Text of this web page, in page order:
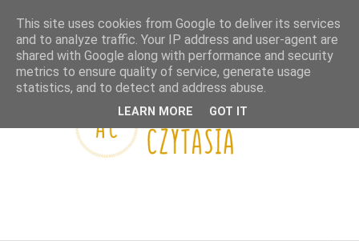
This site uses cookies from Google to deliver its services
and to analyze traffic. Your IP address and user-agent are
shared with Google along with performance and security
metrics to ensure quality of service, generate usage
statistics, and to detect and address abuse.
LEARN MORE GOT IT